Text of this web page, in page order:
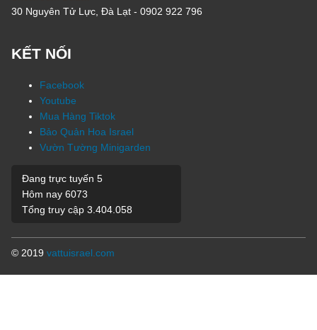
30 Nguyên Tử Lực, Đà Lạt - 0902 922 796
KẾT NỐI
Facebook
Youtube
Mua Hàng Tiktok
Bảo Quản Hoa Israel
Vườn Tường Minigarden
Đang trực tuyến 5
Hôm nay 6073
Tổng truy cập 3.404.058
© 2019 vattuisrael.com